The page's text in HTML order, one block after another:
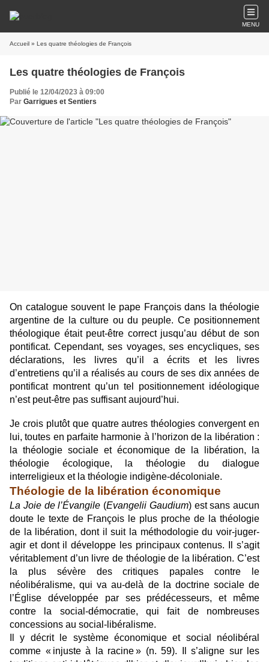
MENU
Accueil » Les quatre théologies de François
Les quatre théologies de François
Publié le 12/04/2023 à 09:00
Par Garrigues et Sentiers
On catalogue souvent le pape François dans la théologie
argentine de la culture ou du peuple. Ce positionnement
théologique était peut-être correct jusqu’au début de son
pontificat. Cependant, ses voyages, ses encycliques, ses
déclarations, les livres qu’il a écrits et les livres
d’entretiens qu’il a réalisés au cours de ses dix années de
pontificat montrent qu’un tel positionnement idéologique
n’est peut-être pas suffisant aujourd’hui.
Je crois plutôt que quatre autres théologies convergent en
lui, toutes en parfaite harmonie à l’horizon de la libération :
la théologie sociale et économique de la libération, la
théologie écologique, la théologie du dialogue
interreligieux et la théologie indigène-décoloniale.
Théologie de la libération économique
La Joie de l’Évangile (Evangelii Gaudium) est sans aucun
doute le texte de François le plus proche de la théologie
de la libération, dont il suit la méthodologie du voir-juger-
agir et dont il développe les principaux contenus. Il s’agit
véritablement d’un livre de théologie de la libération. C’est
la plus sévère des critiques papales contre le
néolibéralisme, qui va au-delà de la doctrine sociale de
l’Église développée par ses prédécesseurs, et même
contre la social-démocratie, qui fait de nombreuses
concessions au social-libéralisme.
Il y décrit le système économique et social néolibéral
comme « injuste à la racine » (n. 59). Il s’aligne sur les